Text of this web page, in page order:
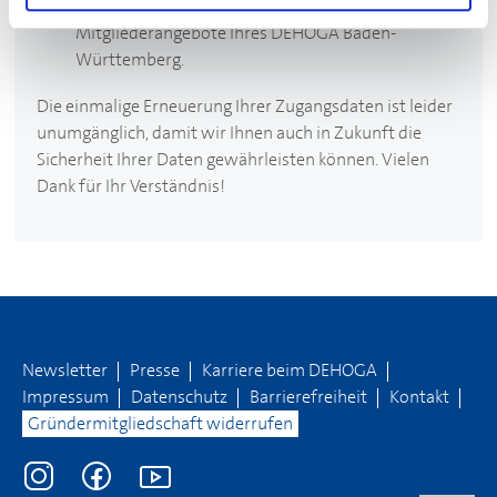
Zugangsdaten an und nutzen Sie wie bisher die
Mitgliederangebote IhresDEHOGABaden-
Württemberg.
Die einmalige Erneuerung Ihrer Zugangsdaten ist leider
unumgänglich, damit wir Ihnen auch in Zukunft die
Sicherheit Ihrer Daten gewährleisten können. Vielen
Dank für Ihr Verständnis!
Newsletter Presse Karriere beim DEHOGA
Impressum
Datenschutz Barrierefreiheit
Kontakt
Gründermitgliedschaft widerrufen